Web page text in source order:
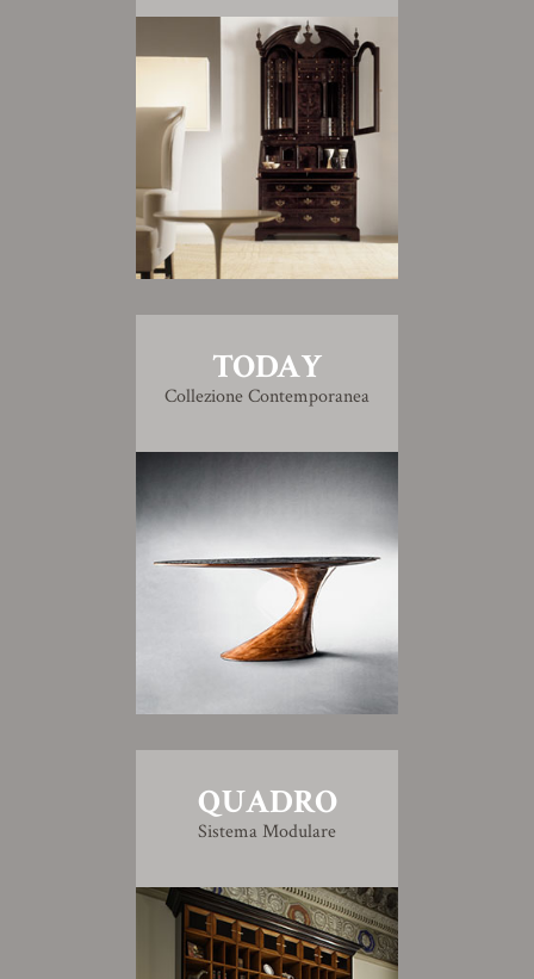
TODAY
Collezione Contemporanea
QUADRO
Sistema Modulare